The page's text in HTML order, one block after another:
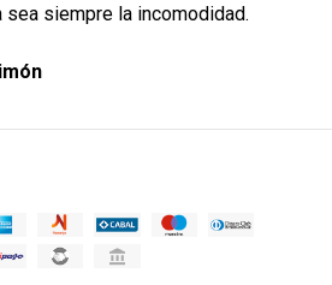
sea siempre la incomodidad.